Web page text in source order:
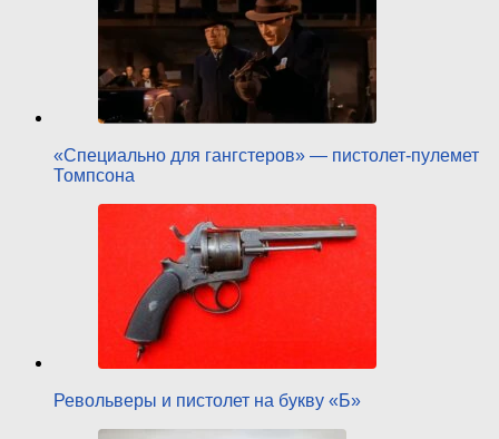
«Специально для гангстеров» — пистолет-пулемет
Томпсона
Револьверы и пистолет на букву «Б»